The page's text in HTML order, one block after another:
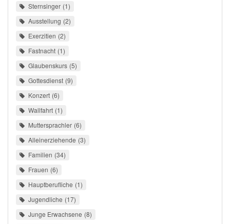
Sternsinger 1
Ausstellung 2
Exerzitien 2
Fastnacht 1
Glaubenskurs 5
Gottesdienst 9
Konzert 6
Wallfahrt 1
Muttersprachler 6
Alleinerziehende 3
Familien 34
Frauen 6
Hauptberufliche 1
Jugendliche 17
Junge Erwachsene 8